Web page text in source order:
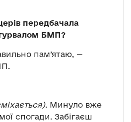
передбачала
БМП?
пам’ятаю, —
Минуло вже
спогади. Забігаєш